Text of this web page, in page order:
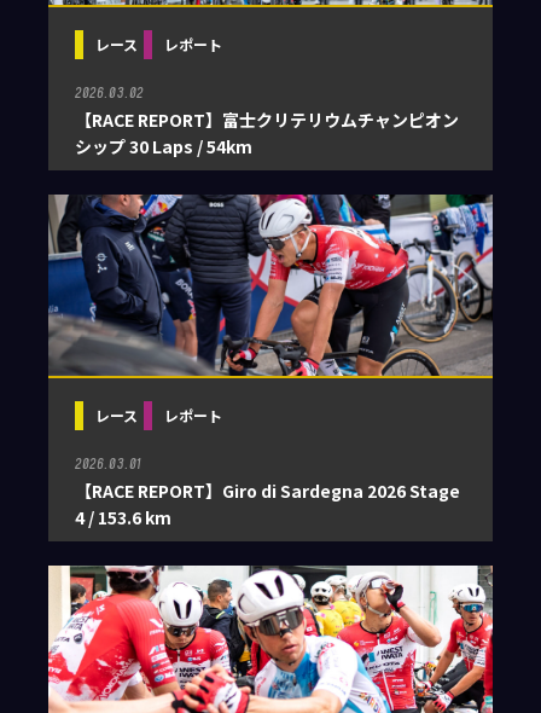
レース レポート
2026.03.02
【RACE REPORT】富士クリテリウムチャンピオン
シップ 30 Laps / 54km
レース レポート
2026.03.01
【RACE REPORT】Giro di Sardegna 2026 Stage
4 / 153.6 km